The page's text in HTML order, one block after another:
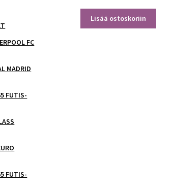
Lisää ostoskoriin
FC
MADRID
FUTIS-
FUTIS-